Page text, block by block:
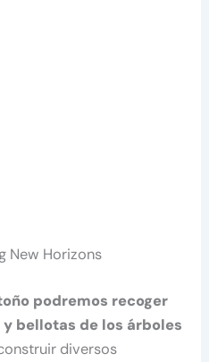
New Horizons
podremos recoger
bellotas de los árboles
diversos